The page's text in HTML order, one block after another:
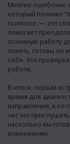
Многие ошибочно
который починит
психолог — это
помогает
основную работу
понять, готовы ли
себя. Это
работе.
В итоге, первая
время для
направления, в
честно
насколько вы
изменениям.